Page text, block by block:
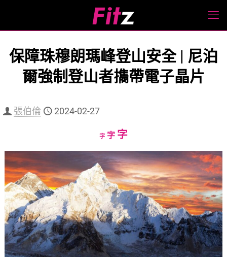
保障珠穆朗瑪峰登山安全 | 尼泊
爾強制登山者㩦帶電子晶片
張伯倫 2024-02-27
字Decrease
size.
字Reset
size.
字Increase
size.